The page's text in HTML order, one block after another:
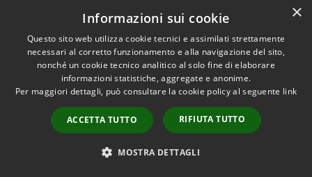
VAI ALLA PAGINA
Rilascio del nulla osta per il transito
saltuario con carrelli non immatricolati
su area ad uso pubblico
×
Informazioni sui cookie
Questo sito web utilizza cookie tecnici e assimilati strettamente
necessari al corretto funzionamento e alla navigazione del sito,
nonché un cookie tecnico analitico al solo fine di elaborare
informazioni statistiche, aggregate e anonime.
Per maggiori dettagli, può consultare la cookie policy al seguente link
ACCETTA TUTTO RIFIUTA TUTTO
MOSTRA DETTAGLI